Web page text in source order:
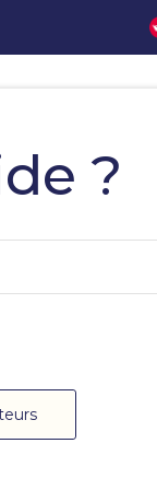
?